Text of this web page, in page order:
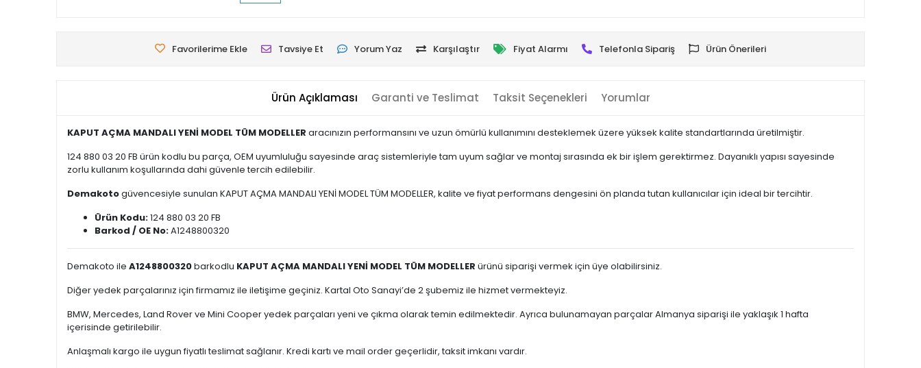
Favorilerime Ekle Tavsiye Et Yorum Yaz Karşılaştır Fiyat Alarmı Telefonla Sipariş Ürün Önerileri
Ürün Açıklaması Garanti ve Teslimat Taksit Seçenekleri Yorumlar
KAPUT AÇMA MANDALI YENİ MODEL TÜM MODELLER aracınızın performansını ve uzun ömürlü kullanımını desteklemek üzere yüksek kalite standartlarında üretilmiştir.
124 880 03 20 FB ürün kodlu bu parça, OEM uyumluluğu sayesinde araç sistemleriyle tam uyum sağlar ve montaj sırasında ek bir işlem gerektirmez. Dayanıklı yapısı sayesinde
zorlu kullanım koşullarında dahi güvenle tercih edilebilir.
Demakotogüvencesiyle sunulan KAPUT AÇMA MANDALI YENİ MODEL TÜM MODELLER, kalite ve fiyat performans dengesini ön planda tutan kullanıcılar için ideal bir tercihtir.
Ürün Kodu:124 880 03 20 FB
Barkod / OE No:A1248800320
Demakoto ile A1248800320barkodlu KAPUT AÇMA MANDALI YENİ MODEL TÜM MODELLER ürünü siparişi vermek için üye olabilirsiniz.
Diğer yedek parçalarınız için firmamız ile iletişime geçiniz. Kartal Oto Sanayi’de 2 şubemiz ile hizmet vermekteyiz.
BMW, Mercedes, Land Rover ve Mini Cooper yedek parçaları yeni ve çıkma olarak temin edilmektedir. Ayrıca bulunamayan parçalar Almanya siparişi ile yaklaşık 1 hafta
içerisinde getirilebilir.
Anlaşmalı kargo ile uygun fiyatlı teslimat sağlanır. Kredi kartı ve mail order geçerlidir, taksit imkanı vardır.